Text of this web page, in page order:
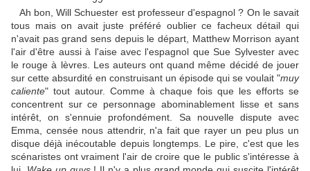
Ah bon, Will Schuester est professeur d'espagnol ? On le savait
tous mais on avait juste préféré oublier ce facheux détail qui
n'avait pas grand sens depuis le départ, Matthew Morrison ayant
l'air d'être aussi à l'aise avec l'espagnol que Sue Sylvester avec
le rouge à lèvres. Les auteurs ont quand même décidé de jouer
sur cette absurdité en construisant un épisode qui se voulait "muy
caliente" tout autour. Comme à chaque fois que les efforts se
concentrent sur ce personnage abominablement lisse et sans
intérêt, on s'ennuie profondément. Sa nouvelle dispute avec
Emma, censée nous attendrir, n'a fait que rayer un peu plus un
disque déjà inécoutable depuis longtemps. Le pire, c'est que les
scénaristes ont vraiment l'air de croire que le public s'intéresse à